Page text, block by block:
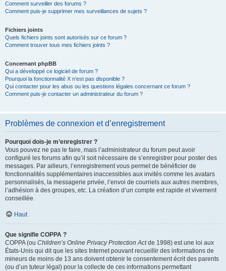
Comment surveiller des forums ?
Comment puis-je supprimer mes surveillances de sujets ?
Fichiers joints
Quels fichiers joints sont autorisés sur ce forum ?
Comment trouver tous mes fichiers joints ?
Concernant phpBB
Qui a développé ce logiciel de forum ?
Pourquoi la fonctionnalité X n’est pas disponible ?
Qui contacter pour les abus ou les questions légales concernant ce forum ?
Comment puis-je contacter un administrateur du forum ?
Problèmes de connexion et d’enregistrement
Pourquoi dois-je m’enregistrer ?
Vous pouvez ne pas le faire, mais l’administrateur du forum peut avoir
configuré les forums afin qu’il soit nécessaire de s’enregistrer pour poster des
messages. Par ailleurs, l’enregistrement vous permet de bénéficier de
fonctionnalités supplémentaires inaccessibles aux invités comme les avatars
personnalisés, la messagerie privée, l’envoi de courriels aux autres membres,
l’adhésion à des groupes, etc. La création d’un compte est rapide et vivement
conseillée.
Haut
Que signifie COPPA ?
COPPA (ou Children’s Online Privacy Protection Actde 1998) est une loi aux
États-Unis qui dit que les sites Internet pouvant recueillir des informations de
mineurs de moins de 13 ans doivent obtenir le consentement écrit des parents
(ou d’un tuteur légal) pour la collecte de ces informations permettant